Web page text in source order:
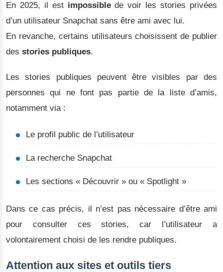
En 2025, il est impossiblede voir les stories privées
d’un utilisateur Snapchat sans être ami avec lui.
En revanche, certains utilisateurs choisissent de publier
des stories publiques.
Les stories publiques peuvent être visibles par des
personnes qui ne font pas partie de la liste d’amis,
notamment via :
Le profil public de l’utilisateur
La recherche Snapchat
Les sections « Découvrir » ou « Spotlight »
Dans ce cas précis, il n’est pas nécessaire d’être ami
pour consulter ces stories, car l’utilisateur a
volontairement choisi de les rendre publiques.
Attention aux sites et outils tiers